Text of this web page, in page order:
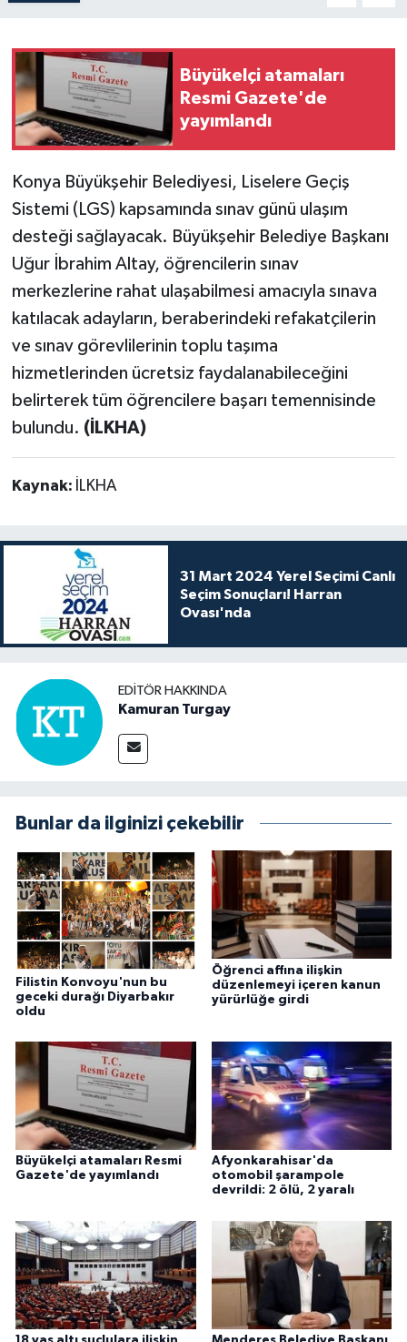
Büyükelçi atamaları
Resmi Gazete'de
yayımlandı
Konya Büyükşehir Belediyesi, Liselere Geçiş
Sistemi (LGS) kapsamında sınav günü ulaşım
desteği sağlayacak. Büyükşehir Belediye Başkanı
Uğur İbrahim Altay, öğrencilerin sınav
merkezlerine rahat ulaşabilmesi amacıyla sınava
katılacak adayların, beraberindeki refakatçilerin
ve sınav görevlilerinin toplu taşıma
hizmetlerinden ücretsiz faydalanabileceğini
belirterek tüm öğrencilere başarı temennisinde
bulundu. (İLKHA)
Kaynak: İLKHA
31 Mart 2024 Yerel Seçimi Canlı
Seçim Sonuçları! Harran
Ovası'nda
EDITÖR HAKKINDA
Kamuran Turgay
Bunlar da ilginizi çekebilir
Filistin Konvoyu'nun bu
geceki durağı Diyarbakır
oldu
Öğrenci affına ilişkin
düzenlemeyi içeren kanun
yürürlüğe girdi
Büyükelçi atamaları Resmi
Gazete'de yayımlandı
Afyonkarahisar'da
otomobil şarampole
devrildi: 2 ölü, 2 yaralı